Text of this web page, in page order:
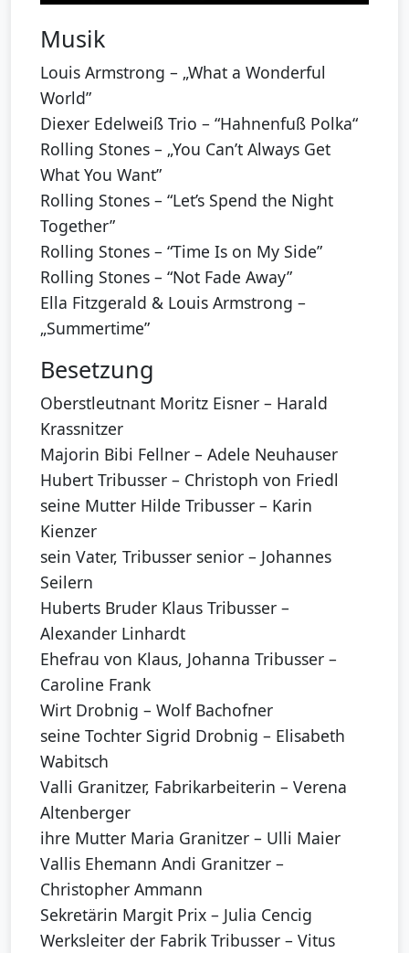
Musik
Louis Armstrong – „What a Wonderful
World”
Diexer Edelweiß Trio – “Hahnenfuß Polka“
Rolling Stones – „You Can’t Always Get
What You Want”
Rolling Stones – “Let’s Spend the Night
Together”
Rolling Stones – “Time Is on My Side”
Rolling Stones – “Not Fade Away”
Ella Fitzgerald & Louis Armstrong –
„Summertime”
Besetzung
Oberstleutnant Moritz Eisner – Harald
Krassnitzer
Majorin Bibi Fellner – Adele Neuhauser
Hubert Tribusser – Christoph von Friedl
seine Mutter Hilde Tribusser – Karin
Kienzer
sein Vater, Tribusser senior – Johannes
Seilern
Huberts Bruder Klaus Tribusser –
Alexander Linhardt
Ehefrau von Klaus, Johanna Tribusser –
Caroline Frank
Wirt Drobnig – Wolf Bachofner
seine Tochter Sigrid Drobnig – Elisabeth
Wabitsch
Valli Granitzer, Fabrikarbeiterin – Verena
Altenberger
ihre Mutter Maria Granitzer – Ulli Maier
Vallis Ehemann Andi Granitzer –
Christopher Ammann
Sekretärin Margit Prix – Julia Cencig
Werksleiter der Fabrik Tribusser – Vitus